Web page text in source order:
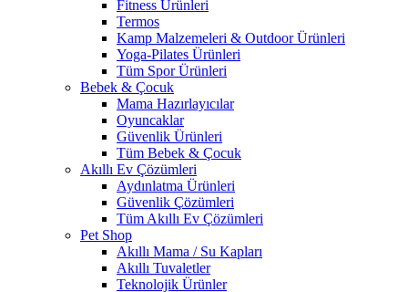
Fitness Ürünleri
Termos
Kamp Malzemeleri & Outdoor Ürünleri
Yoga-Pilates Ürünleri
Tüm Spor Ürünleri
Bebek & Çocuk
Mama Hazırlayıcılar
Oyuncaklar
Güvenlik Ürünleri
Tüm Bebek & Çocuk
Akıllı Ev Çözümleri
Aydınlatma Ürünleri
Güvenlik Çözümleri
Tüm Akıllı Ev Çözümleri
Pet Shop
Akıllı Mama / Su Kapları
Akıllı Tuvaletler
Teknolojik Ürünler